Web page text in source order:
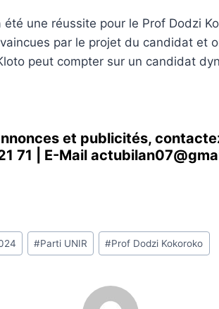
une réussite pour le Prof Dodzi
par le projet du candidat et
peut compter sur un candidat
et publicités,
71 | E-Mail
#Parti UNIR #Prof Dodzi Kokoroko